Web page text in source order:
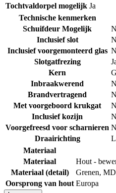
Tochtvaldorpel mogelijk Ja
Technische kenmerken
Schuifdeur Mogelijk
Inclusief slot
Inclusief voorgemonteerd glas
Slotgatfrezing
Kern
Inbraakwerend
Brandvertragend
Met voorgeboord krukgat
Inclusief kozijn
Voorgefreesd voor scharnieren
Draairichting
Materiaal
Materiaal
Hout -
Materiaal (detail)
Grenen,
Oorsprong van hout Europa